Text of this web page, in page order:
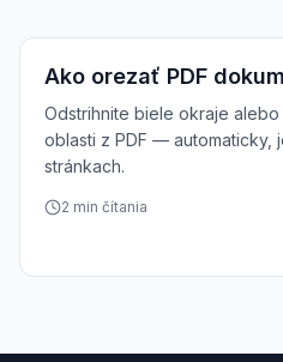
Ako orezať PDF
Odstrihnite biele okraje
oblasti z PDF — automaticky,
stránkach.
2 min čítania